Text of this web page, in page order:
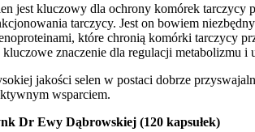
jest kluczowy dla ochrony komórek tarczycy
tarczycy. Jest on bowiem
które chronią komórki tarczycy
kluczowe znaczenie dla regulacji metabolizmu
jakości selen w postaci dobrze
wsparciem.
Dr Ewy Dąbrowskiej (120 kapsułek)